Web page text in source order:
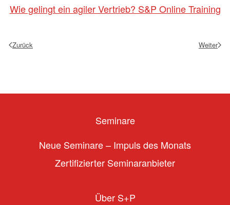
Wie gelingt ein agiler Vertrieb? S&P Online Training
Zurück Weiter
Seminare
Neue Seminare – Impuls des Monats
Zertifizierter Seminaranbieter
Über S+P